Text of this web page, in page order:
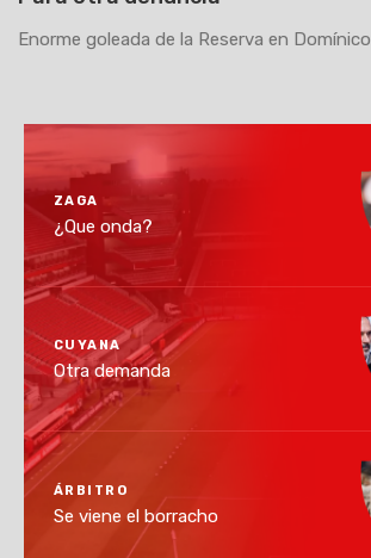
Enorme goleada de la Reserva en Domínico
ZAGA
¿Que onda?
CUYANA
Otra demanda
ÁRBITRO
Se viene el borracho